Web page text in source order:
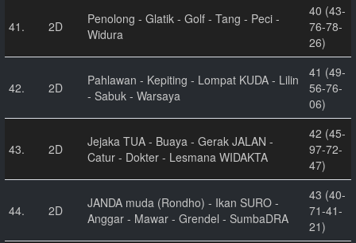
41. 2D
Penolong - Glatik - Golf - Tang - Peci -
Widura
40 (43-
76-78-
26)
42. 2D
Pahlawan - Kepiting - Lompat KUDA - Lilin
- Sabuk - Warsaya
41 (49-
56-76-
06)
43. 2D
Jejaka TUA - Buaya - Gerak JALAN -
Catur - Dokter - Lesmana WIDAKTA
42 (45-
97-72-
47)
44. 2D
JANDA muda (Rondho) - Ikan SURO -
Anggar - Mawar - Grendel - SumbaDRA
43 (40-
71-41-
21)